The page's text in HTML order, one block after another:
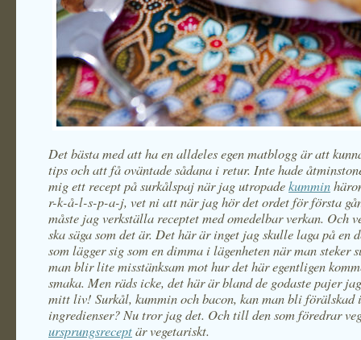
Det bästa med att ha en alldeles egen matblogg är att
tips och att få oväntade sådana i retur. Inte hade
mig ett recept på surkålspaj när jag utropadekummin
r-k-å-l-s-p-a-j, vet ni att när jag hör det ordet för första
måste jag verkställa receptet med omedelbar verkan. Och
ska säga som det är. Det här är inget jag skulle laga på en
som lägger sig som en dimma i lägenheten när man steker
man blir lite misstänksam mot hur det här egentligen
smaka. Men räds icke, det här är bland de godaste pajer
mitt liv! Surkål, kummin och bacon, kan man bli förälskad
ingredienser? Nu tror jag det. Och till den som föredrar
ursprungsreceptär vegetariskt.